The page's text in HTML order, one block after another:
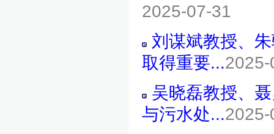
2025-07-31
刘谋斌教授、
取得重要...
吴晓磊教授、
与污水处...